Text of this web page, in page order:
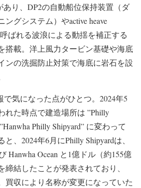
あり、DP2の自動船位保持装置（ダ
グシステム）やactive heave
呼ばれる波浪による動揺を補正する
搭載。洋上風力タービン基礎や海底
ンの洗掘防止対策で海底に岩石を設
で気になった点がひとつ。2024年5
れた時点で建造場所は ”Philly
Philly Shipyard” に変わって
、2024年6月にPhilly Shipyardは、
Hanwha Ocean と1億ドル（約155億
締結したことが発表されており、
買収により名称が変更になっていた